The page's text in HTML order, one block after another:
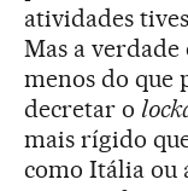
atividades
Mas a verdade
menos do que
decretar o
mais rígido
como Itália ou